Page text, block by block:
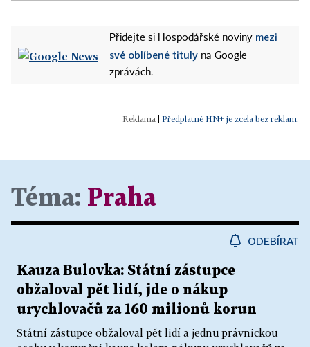
Přidejte si Hospodářské noviny mezi
své oblíbené tituly na Google
zprávách.
Předplatné HN+ je zcela bez reklam.
Téma: Praha
ODEBÍRAT
Kauza Bulovka: Státní zástupce
obžaloval pět lidí, jde o nákup
urychlovačů za 160 milionů korun
Státní zástupce obžaloval pět lidí a jednu právnickou